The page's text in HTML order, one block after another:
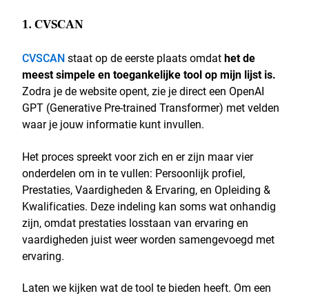
1. CVSCAN
CVSCANstaat op de eerste plaats omdathet de
meest simpele en toegankelijke tool op mijn lijst is.
Zodra je de website opent, zie je direct een OpenAI
GPT (Generative Pre-trained Transformer) met velden
waar je jouw informatie kunt invullen.
Het proces spreekt voor zich en er zijn maar vier
onderdelen om in te vullen: Persoonlijk profiel,
Prestaties, Vaardigheden & Ervaring, en Opleiding &
Kwalificaties. Deze indeling kan soms wat onhandig
zijn, omdat prestaties losstaan van ervaring en
vaardigheden juist weer worden samengevoegd met
ervaring.
Laten we kijken wat de tool te bieden heeft. Om een